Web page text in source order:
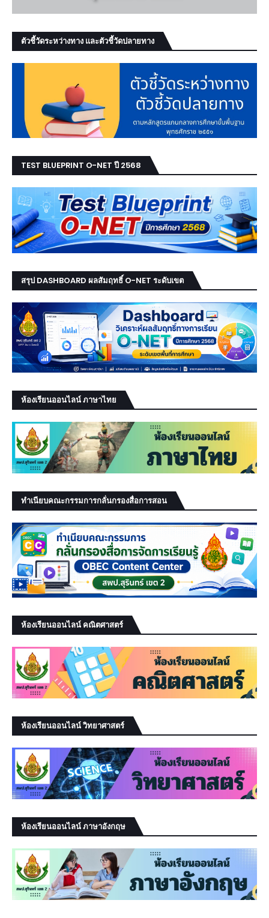
ตัวชี้วัดระหว่างทาง และตัวชี้วัดปลายทาง
TEST BLUEPRINT O-NET ปี 2568
สรุป DASHBOARD ผลสัมฤทธิ์ O-NET ระดับเขต
ห้องเรียนออนไลน์ ภาษาไทย
ทำเนียบคณะกรรมการกลั่นกรองสื่อการสอน
ห้องเรียนออนไลน์ คณิตศาสตร์
ห้องเรียนออนไลน์ วิทยาศาสตร์
ห้องเรียนออนไลน์ ภาษาอังกฤษ